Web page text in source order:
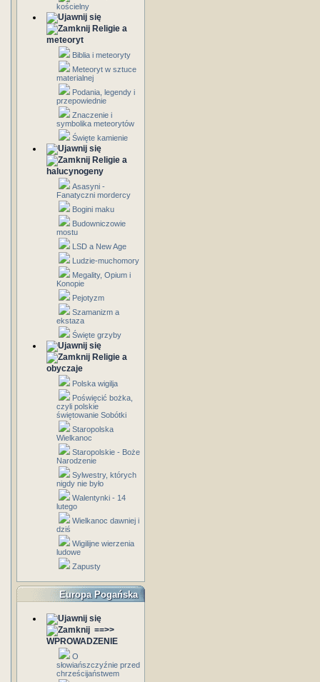
kościelny
Religie a
meteoryt
Biblia i meteoryty
Meteoryt w sztuce
materialnej
Podania, legendy i
przepowiednie
Znaczenie i
symbolika meteorytów
Święte kamienie
Religie a
halucynogeny
Asasyni -
Fanatyczni mordercy
Bogini maku
Budowniczowie
mostu
LSD a New Age
Ludzie-muchomory
Megality, Opium i
Konopie
Pejotyzm
Szamanizm a
ekstaza
Święte grzyby
Religie a
obyczaje
Polska wigilja
Poświęcić bożka,
czyli polskie
świętowanie Sobótki
Staropolska
Wielkanoc
Staropolskie - Boże
Narodzenie
Sylwestry, których
nigdy nie było
Walentynki - 14
lutego
Wielkanoc dawniej i
dziś
Wigilijne wierzenia
ludowe
Zapusty
Europa Pogańska
==>>
WPROWADZENIE
O
słowiańszczyźnie przed
chrześcijaństwem